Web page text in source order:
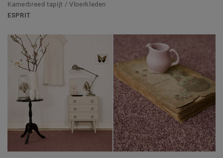
Kamerbreed tapijt / Vloerkleden
ESPRIT